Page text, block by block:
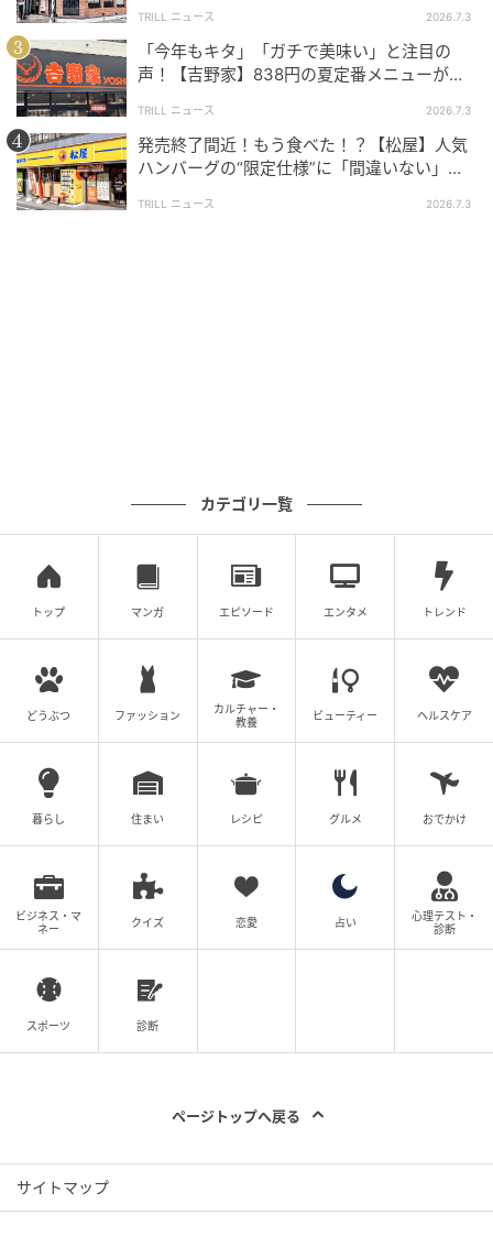
後味には、ココイチ特有のやさしい辛さがほんのり残
り、揚げ物なのに重たさを感じさせません。食べ終わ
った後も、スパイスの余韻が心地よく続き、もう一つ
食べたくなるような、後を引く味わいに仕上がってい
ココイチのポークカレーと同じスパイスで仕上げた
「ポークカレーパン」。カレーパン専門店のような本
格派の逸品でした！
SNS上には、「揚げたてだから専門店レベル」「豚肉
いました。
気になった方は、ぜひチェックしてみてくださいね！
※記事内の情報は執筆時のものになります。価格変更
や販売終了、店舗によって価格が異なる場合もござい
す。
次の記事
TRILL ニュース 2026.7.3
「今年もキタ」「ガチで美味い」と注目の
声！【吉野家】838円の夏定番メニューがさ
TRILL ニュース 2026.7.3
発売終了間近！もう食べた！？【松屋】人気
ハンバーグの“限定仕様”に「間違いない」
TRILL ニュース 2026.7.3
カテゴリ一覧
トップ マンガ エピソード エンタメ トレンド
どうぶつ ファッション
カルチャー・
教養
ビューティー ヘルスケア
暮らし 住まい レシピ グルメ おでかけ
ビジネス・マ
ネー
クイズ 恋愛 占い
心理テスト・
診断
スポーツ 診断
ページトップへ戻る
サイトマップ